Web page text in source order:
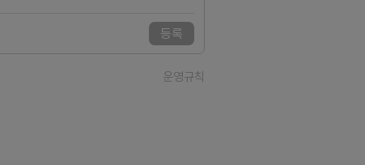
등록
운영규칙